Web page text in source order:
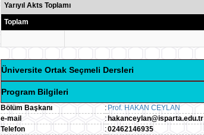
Yarıyıl Akts Toplamı
Toplam
Üniversite Ortak Seçmeli Dersleri
Program Bilgileri
Bölüm Başkanı : Prof. HAKAN CEYLAN
e-mail
: hakanceylan@isparta.edu.tr
Telefon
:02462146935